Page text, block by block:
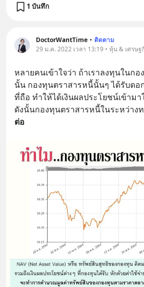
1 บันทึก
DoctorWantTime • ติดตาม
29 ม.ค. 2022 เวลา 13:19 • หุ้น & เศรษฐ
หลายคนเข้าใจว่า ถ้าเราลงทุนในก
นั้น กองทุนตราสารหนี้นั้นๆ ได้รับดอ
ที่ถือ ทำให้ได้เงินผลประโยชน์เข้าม
ดังนั้นกองทุนตราสารหนี้ในระหว่างท
ต่อ